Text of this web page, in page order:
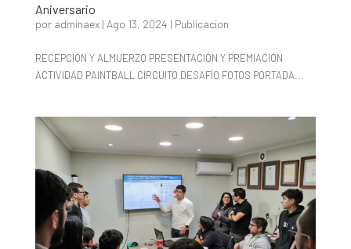
Aniversario
por adminaex| Ago 13, 2024 | Publicacion
RECEPCIÓN Y ALMUERZO PRESENTACIÓN Y PREMIACIÓN
ACTIVIDAD PAINTBALL CIRCUITO DESAFÍO FOTOS PORTADA...